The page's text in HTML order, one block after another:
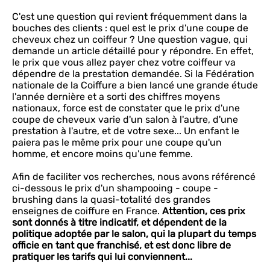
C'est une question qui revient fréquemment dans la
bouches des clients : quel est le prix d'une coupe de
cheveux chez un coiffeur ? Une question vague, qui
demande un article détaillé pour y répondre. En effet,
le prix que vous allez payer chez votre coiffeur va
dépendre de la prestation demandée. Si la Fédération
nationale de la Coiffure a bien lancé une grande étude
l'année dernière et a sorti des chiffres moyens
nationaux, force est de constater que le prix d'une
coupe de cheveux varie d'un salon à l'autre, d'une
prestation à l'autre, et de votre sexe... Un enfant le
paiera pas le même prix pour une coupe qu'un
homme, et encore moins qu'une femme.
Afin de faciliter vos recherches, nous avons référencé
ci-dessous le prix d'un shampooing - coupe -
brushing dans la quasi-totalité des grandes
enseignes de coiffure en France. Attention, ces prix
sont donnés à titre indicatif, et dépendent de la
politique adoptée par le salon, qui la plupart du temps
officie en tant que franchisé, et est donc libre de
pratiquer les tarifs qui lui conviennent...